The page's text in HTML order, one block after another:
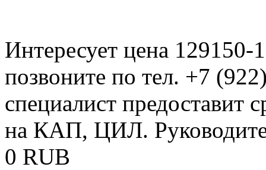
Интересует цена 129150-
позвоните по тел. +7
специалист предоставит
на КАП, ЦИЛ.
0 RUB